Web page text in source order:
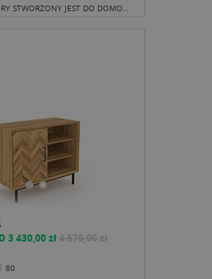
OTO MODEL, KTÓRY STWORZONY JEST DO DOMOWEGO, ALE NIE TYLKO, GABINETU.
3 430,00 zł4 570,00 zł
80